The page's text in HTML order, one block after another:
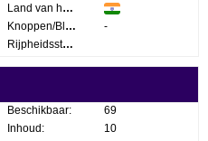
Land van herkomst:
Knoppen/Bloemen:
-
Rijpheidsstadium:
Beschikbaar:
69
Inhoud:
10